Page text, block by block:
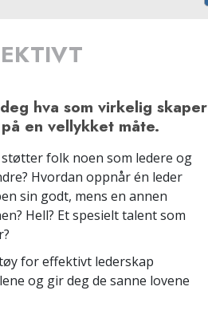
hva som virkelig skaper
en vellykket måte.
folk noen som ledere og
Hvordan oppnår én leder
sin godt, mens en annen
Hell? Et spesielt talent som
for effektivt lederskap
og gir deg de sanne lovene